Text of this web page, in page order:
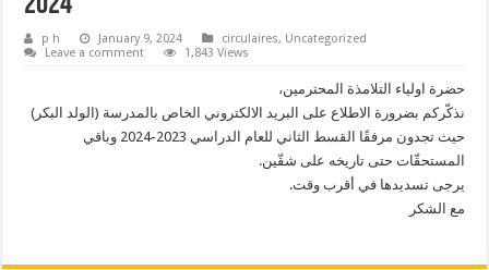
p h January 9, 2024 circulaires, Uncategorized
Leave a comment
1,843 Views
حضرة اولياء التلامذة المحترمين،
نذكّركم بضرورة الاطلاع على البريد الالكتروني الخاص بالمدرسة (الولد البكر)
حيث تجدون مرفقًا القسط الثاني للعام الدراسي 2023-2024 وباقي
المستحقّات حتى تاريخه على شقّين.
يرجى تسديدها في أقرب وقت.
مع الشكر